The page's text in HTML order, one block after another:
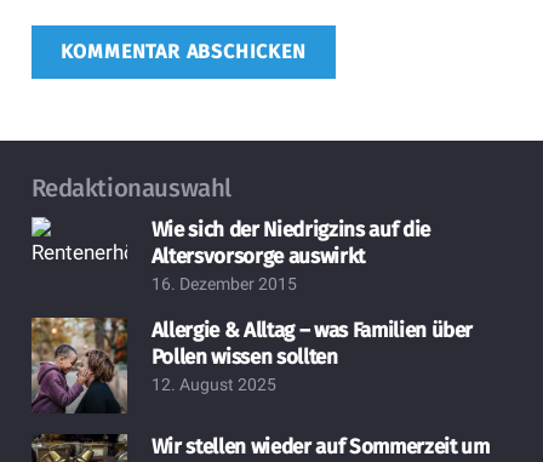
KOMMENTAR ABSCHICKEN
Redaktionauswahl
Wie sich der Niedrigzins auf die
Altersvorsorge auswirkt
16. Dezember 2015
Allergie & Alltag – was Familien über
Pollen wissen sollten
12. August 2025
Wir stellen wieder auf Sommerzeit um